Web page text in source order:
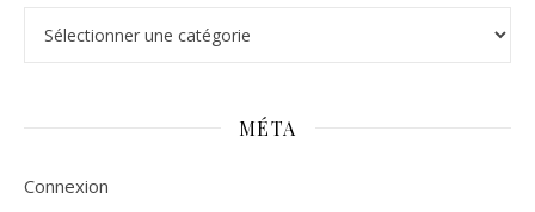
MÉTA
Connexion